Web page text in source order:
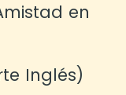
en
Inglés)